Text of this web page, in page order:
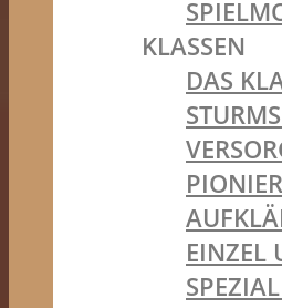
KLASSEN
DAS
PIONIER
EINZEL